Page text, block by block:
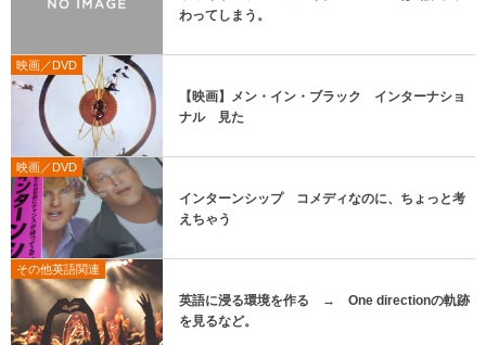
わってしまう。
映画／DVD
【映画】メン・イン・ブラック インターナショ
ナル 見た
映画／DVD
インターンシップ コメディなのに、ちょっと考
えちゃう
その他英語関連
英語に浸る環境を作る → One directionの軌跡
を見るなど。